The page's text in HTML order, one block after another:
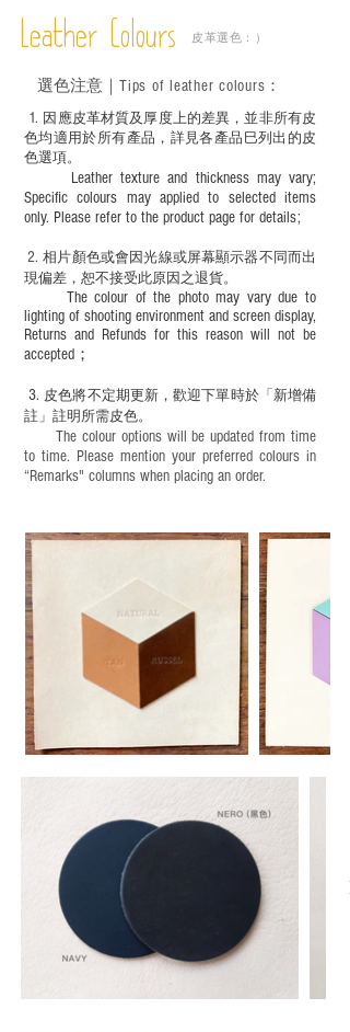
必須由成年人陪同下使用並應小心處理。
Leather Colours 皮革選色：）
1. ​ 因應皮革材質及厚度上的差異，並非所有皮
色均適用於所有產品，詳見各產品巳列出的皮
色選項。
Leather texture and thickness may vary;
Specific colours may applied to selected items
only. Please refer to the product page for details;
​2.相片顏色或會因光線或屏幕顯示器不同而出
現偏差，恕不接受此原因之退貨。
The colour of the photo may vary due to
lighting of shooting environment and screen display,
Returns and Refunds for this reason will not be
accepted；
3. 皮色將不定期更新，歡迎下單時於「新增備
註」註明 所需皮色。
The colour options will be updated from time
to time. Please mention your preferred colours in
“Remarks" columns when placing an order.
選色注意｜ Tips of leather colours ：